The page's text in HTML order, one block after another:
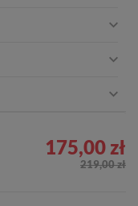
175,00 zł
219,00 zł